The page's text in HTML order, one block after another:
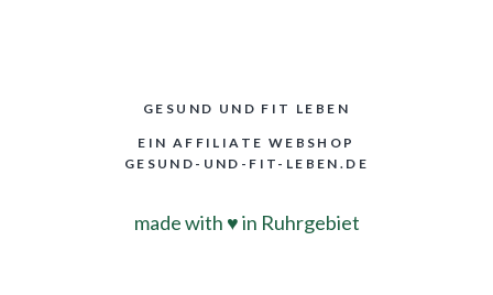
GESUND UND FIT LEBEN
EIN AFFILIATE WEBSHOP
GESUND-UND-FIT-LEBEN.DE
made with ♥in Ruhrgebiet